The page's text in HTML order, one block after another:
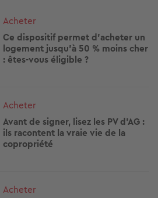
Acheter
Ce dispositif permet d'acheter un
logement jusqu'à 50 % moins cher
: êtes-vous éligible ?
Acheter
Avant de signer, lisez les PV d'AG :
ils racontent la vraie vie de la
copropriété
Acheter